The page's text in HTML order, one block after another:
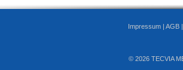
Impressum | AGB
© 2026 TECVIA